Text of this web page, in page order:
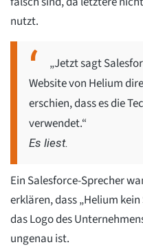
nutzt.
„Jetzt sagt
Website von Helium
erschien, dass es die
verwendet.“
Es liest.
Ein Salesforce-Sprecher
erklären, dass „Helium
das Logo des
ungenau ist.